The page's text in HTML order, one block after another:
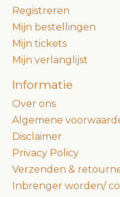
Registreren
Mijn bestellingen
Mijn tickets
Mijn verlanglijst
Informatie
Over ons
Algemene
Disclaimer
Privacy Policy
Verzenden &
Inbrenger worden/